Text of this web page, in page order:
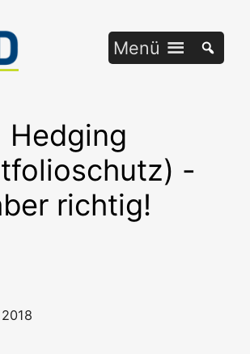
Menü
Hedging
-
richtig!